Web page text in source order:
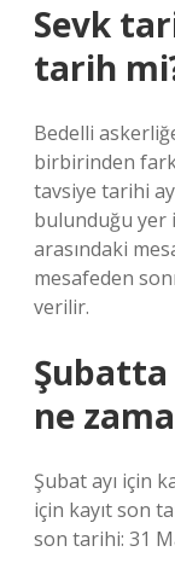
Sevk
tarih
Bedelli
birbirinden
tavsiye tarihi
bulunduğu yer
arasındaki
mesafeden
verilir.
ne
Şubat ayı için
için kayıt son
son tarihi: 31